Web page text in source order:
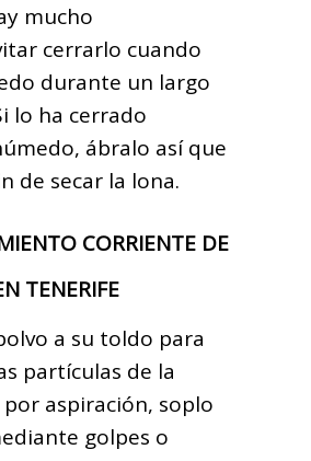
mucho
cerrarlo cuando
durante un largo
lo ha cerrado
ábralo así que
de secar la lona.
CORRIENTE DE
TENERIFE
a su toldo para
partículas de la
aspiración, soplo
golpes o